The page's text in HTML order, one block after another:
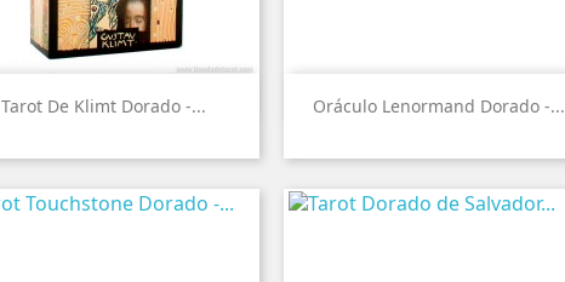
Tarot De Klimt Dorado -...
 Vista rápida Oráculo Lenormand Dorado -...
 Vista rápida